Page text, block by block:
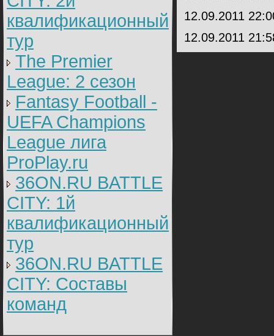
квалификационный
тур
The Premier
League: 2 cезон
Fantasy Football -
UEFA Champions
League лига
ProPlay.ru
36ON.RU BATTLE
CITY: 1й
квалификационный
тур
36ON.RU BATTLE
CITY: Составы
команд
12.09.2011
12.09.2011